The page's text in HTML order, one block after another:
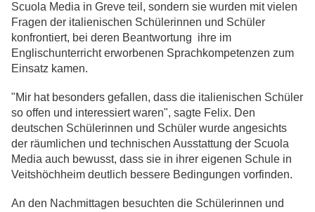
Scuola Media in Greve teil, sondern sie wurden mit vielen
Fragen der italienischen Schülerinnen und Schüler
konfrontiert, bei deren Beantwortung ihre im
Englischunterricht erworbenen Sprachkompetenzen zum
Einsatz kamen.
"Mir hat besonders gefallen, dass die italienischen Schüler
so offen und interessiert waren", sagte Felix. Den
deutschen Schülerinnen und Schüler wurde angesichts
der räumlichen und technischen Ausstattung der Scuola
Media auch bewusst, dass sie in ihrer eigenen Schule in
Veitshöchheim deutlich bessere Bedingungen vorfinden.
An den Nachmittagen besuchten die Schülerinnen und